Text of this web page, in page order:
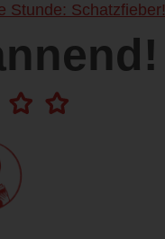
Stunde: Schatzfieber!